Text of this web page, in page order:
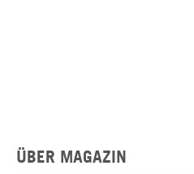
ÜBER MAGAZIN